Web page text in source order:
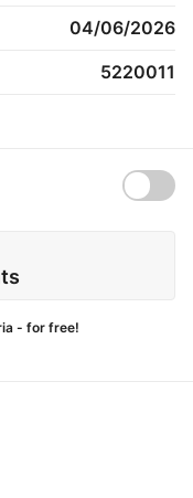
04/06/2026
5220011
- for free!